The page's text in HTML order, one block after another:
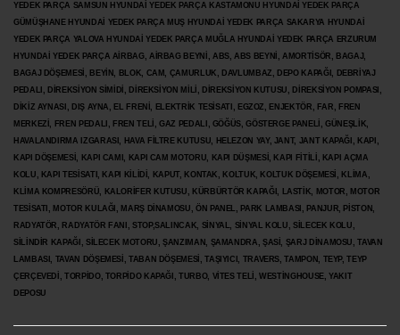
YEDEK PARÇA SAMSUN HYUNDAİ YEDEK PARÇA KASTAMONU HYUNDAİ YEDEK PARÇA
GÜMÜŞHANE HYUNDAİ YEDEK PARÇA MUŞ HYUNDAİ YEDEK PARÇA SAKARYA HYUNDAİ
YEDEK PARÇA YALOVA HYUNDAİ YEDEK PARÇA MUĞLA HYUNDAİ YEDEK PARÇA ERZURUM
HYUNDAİ YEDEK PARÇA AİRBAG, AİRBAG BEYNİ, ABS, ABS BEYNİ, AMORTİSÖR, BAGAJ,
BAGAJ DÖŞEMESİ, BEYİN, BLOK, CAM, ÇAMURLUK, DAVLUMBAZ, DEPO KAPAĞI, DEBRİYAJ
PEDALI, DİREKSİYON SİMİDİ, DİREKSİYON MİLİ, DİREKSİYON KUTUSU, DİREKSİYON POMPASI,
DİKİZ AYNASI, DIŞ AYNA, EL FRENİ, ELEKTRİK TESİSATI, EGZOZ, ENJEKTÖR, FAR, FREN
MERKEZİ, FREN PEDALI, FREN TELİ, GAZ PEDALI, GÖĞÜS, GÖSTERGE PANELİ, GÜNEŞLİK,
HAVALANDIRMA IZGARASI, HAVA FİLTRE KUTUSU, HELEZON YAY, JANT, JANT KAPAĞI, KAPI,
KAPI DÖŞEMESİ, KAPI CAMI, KAPI CAM MOTORU, KAPI DÜŞMESİ, KAPI FİTİLİ, KAPI AÇMA
KOLU, KAPI TESİSATI, KAPI KİLİDİ, KAPUT, KONTAK, KOLTUK, KOLTUK DÖŞEMESİ, KLİMA,
KLİMA KOMPRESÖRÜ, KALORİFER KUTUSU, KÜRBÜRTÖR KAPAĞI, LASTİK, MOTOR, MOTOR
TESİSATI, MOTOR KULAĞI, MARŞ DİNAMOSU, ÖN PANEL, PARK LAMBASI, PANJUR, PİSTON,
RADYATÖR, RADYATÖR FANI, STOP,SALINCAK, SİNYAL, SİNYAL KOLU, SİLECEK KOLU,
SİLİNDİR KAPAĞI, SİLECEK MOTORU, ŞANZIMAN, ŞAMANDRA, ŞASİ, ŞARJ DİNAMOSU, TAVAN
LAMBASI, TAVAN DÖŞEMESİ, TABAN DÖŞEMESİ, TAŞIYICI, TRAVERS, TAMPON, TEYP, TEYP
ÇERÇEVEDİ, TORPİDO, TORPİDO KAPAĞI, TURBO, VİTES TELİ, WESTİNGHOUSE, YAKIT
DEPOSU